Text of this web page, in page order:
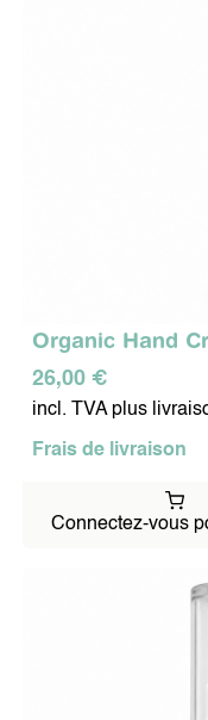
Organic Hand
26,00 €
incl. TVA plus
Frais de livraison
Connectez-vous